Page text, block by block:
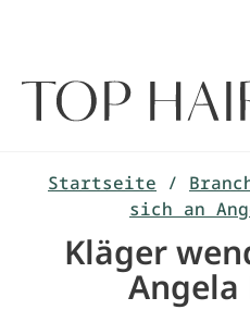
Startseite /
sich an
Kläger